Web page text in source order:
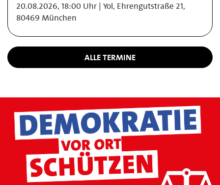
20.08.2026, 18:00 Uhr | Yol, Ehrengutstraße 21,
80469 München
ALLE TERMINE